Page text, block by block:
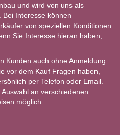
und wird von uns als
Interesse können
von speziellen Konditionen
Sie Interesse hieran haben,
Kunden auch ohne Anmeldung
vor dem Kauf Fragen haben,
per Telefon oder Email.
an verschiedenen
möglich.